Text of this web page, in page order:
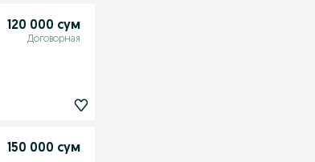
120 000 сум
Договорная
150 000 сум